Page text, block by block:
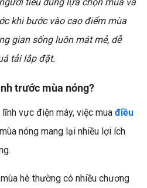
khi bước vào cao điểm mùa
gian sống luôn mát mẻ, dễ
tải lắp đặt.
trước mùa nóng?
vực điện máy, việc mua điều
nóng mang lại nhiều lợi ích
hè thường có nhiều chương